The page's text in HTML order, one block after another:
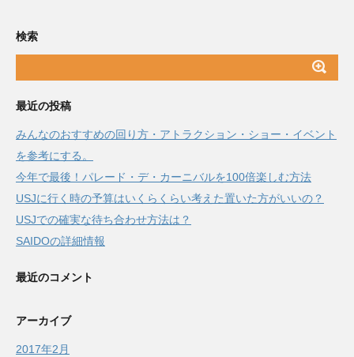
検索
最近の投稿
みんなのおすすめの回り方・アトラクション・ショー・イベント
を参考にする。
今年で最後！パレード・デ・カーニバルを100倍楽しむ方法
USJに行く時の予算はいくらくらい考えた置いた方がいいの？
USJでの確実な待ち合わせ方法は？
SAIDOの詳細情報
最近のコメント
アーカイブ
2017年2月